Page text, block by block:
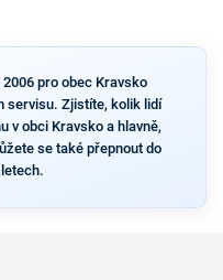
pro obec Kravsko
servisu. Zjistíte, kolik lidí
v obci Kravsko a hlavně,
se také přepnout do